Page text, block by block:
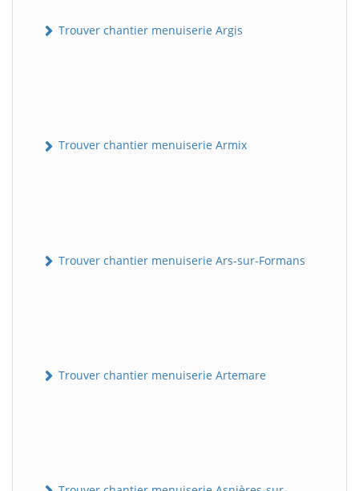
Trouver chantier menuiserie Argis
Trouver chantier menuiserie Armix
Trouver chantier menuiserie Ars-sur-Formans
Trouver chantier menuiserie Artemare